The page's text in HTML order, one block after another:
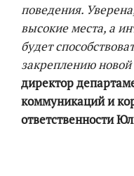
поведения.
высокие места, а
будет
закреплению
директор
коммуникаций и
ответственности